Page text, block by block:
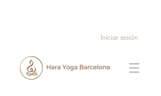
Iniciar sesión